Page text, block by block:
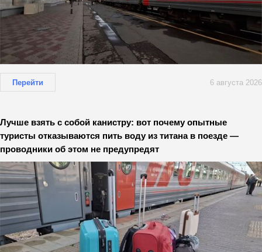
Перейти 6 августа 2026
Лучше взять с собой канистру: вот почему опытные
туристы отказываются пить воду из титана в поезде —
проводники об этом не предупредят